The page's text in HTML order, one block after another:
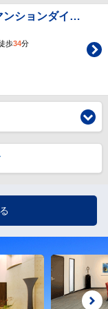
MANSION DIANA（マンションダイアナ） (空室
歩34分